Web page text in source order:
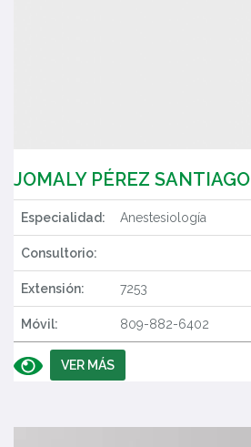
JOMALY PÉREZ SANTIAGO
Especialidad: Anestesiología
Consultorio:
Extensión: 7253
Móvil: 809-882-6402
VER MÁS